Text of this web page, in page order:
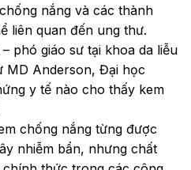
nắng và các thành
liên quan đến ung thư.
phó giáo sư tại khoa da liễu
MD Anderson, Đại học
y tế nào cho thấy kem
chống nắng từng được
nhiễm bẩn, nhưng chất